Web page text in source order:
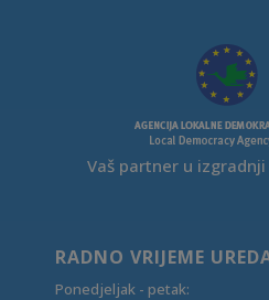
Vaš partner u
RADNO VRIJEME
Ponedjeljak - petak: